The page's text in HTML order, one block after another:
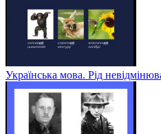
Українська мова. Рід